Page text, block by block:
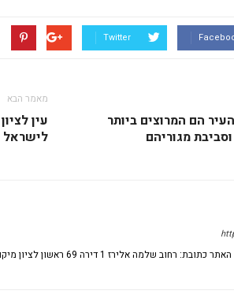
Twitter
הם המרוצים ביותר
מגוריהם
מאמר הבא
לישראל
אלירז 1 דירה 69 ראשון לציון מיקוד: 7533696 ישראל